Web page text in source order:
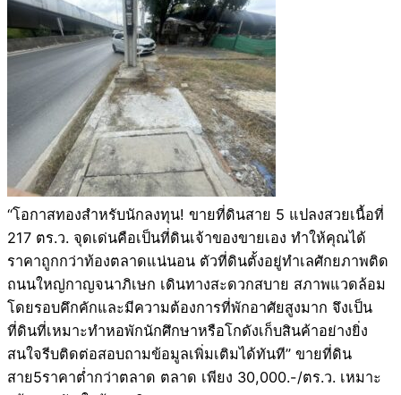
“โอกาสทองสำหรับนักลงทุน! ขายที่ดินสาย 5 แปลงสวยเนื้อที่
217 ตร.ว. จุดเด่นคือเป็นที่ดินเจ้าของขายเอง ทำให้คุณได้
ราคาถูกกว่าท้องตลาดแน่นอน ตัวที่ดินตั้งอยู่ทำเลศักยภาพติด
ถนนใหญ่กาญจนาภิเษก เดินทางสะดวกสบาย สภาพแวดล้อม
โดยรอบคึกคักและมีความต้องการที่พักอาศัยสูงมาก จึงเป็น
ที่ดินที่เหมาะทำหอพักนักศึกษาหรือโกดังเก็บสินค้าอย่างยิ่ง
สนใจรีบติดต่อสอบถามข้อมูลเพิ่มเติมได้ทันที” ขายที่ดิน
สาย5ราคาต่ำกว่าตลาด ตลาด เพียง 30,000.-/ตร.ว. เหมาะ